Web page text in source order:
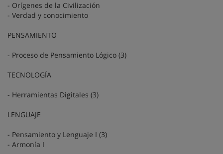
- Orígenes de la Civilización
- Verdad y conocimiento
PENSAMIENTO
- Proceso de Pensamiento Lógico (3)
TECNOLOGÍA
- Herramientas Digitales (3)
LENGUAJE
- Pensamiento y Lenguaje I (3)
- Armonía I